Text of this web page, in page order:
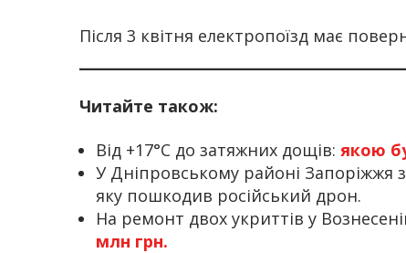
Після 3 квітня електропоїзд має
Читайте також:
Від +17°C до затяжних дощів: якою
У Дніпровському районі Запоріжжя
яку пошкодив російський дрон.
На ремонт двох укриттів у
млн грн.